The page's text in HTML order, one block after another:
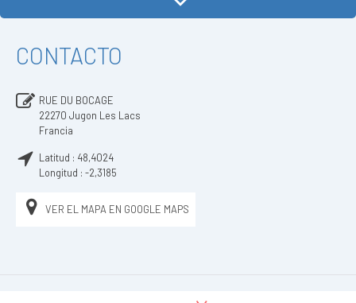
CONTACTO
RUE DU BOCAGE
22270 Jugon Les Lacs
Francia
Latitud : 48,4024
Longitud : -2,3185
VER EL MAPA EN GOOGLE MAPS